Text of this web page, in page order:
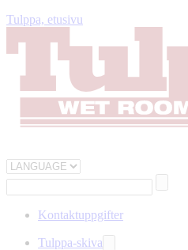
Tulppa, etusivu
Kontaktuppgifter
Tulppa-skiva